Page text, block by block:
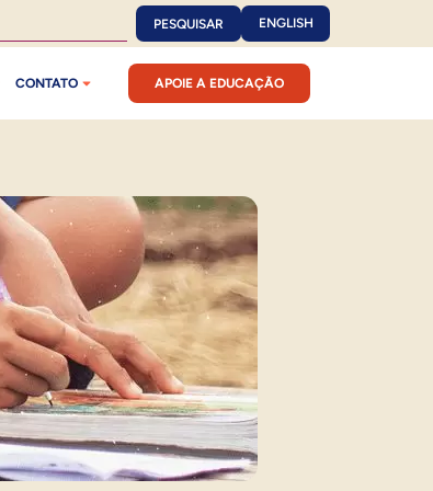
PESQUISAR ENGLISH
CONTATO APOIE A EDUCAÇÃO